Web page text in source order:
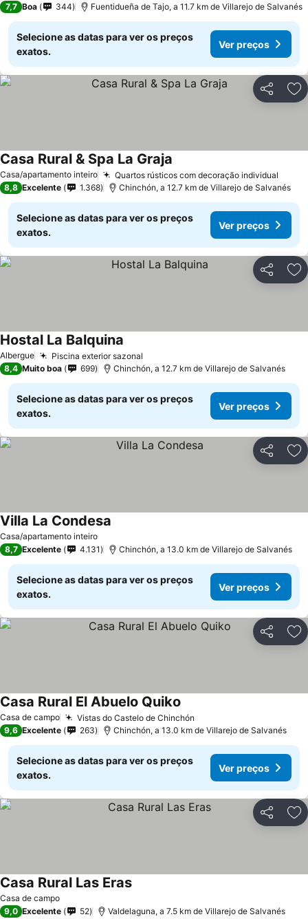
7,7 Boa 344 Fuentidueña de Tajo, a 11.7 km de Villarejo de Salvanés
Selecione as datas para ver os preços
exatos.
Ver preços
Partilhar
Casa/apartamento inteiro Quartos rústicos com decoração individual
Casa Rural & Spa La Graja
8,8 Excelente 1.368 Chinchón, a 12.7 km de Villarejo de Salvanés
Selecione as datas para ver os preços
exatos.
Ver preços
Partilhar
Albergue Piscina exterior sazonal
Hostal La Balquina
8,4 Muito boa 699 Chinchón, a 12.7 km de Villarejo de Salvanés
Selecione as datas para ver os preços
exatos.
Ver preços
Partilhar
Casa/apartamento inteiro
Villa La Condesa
8,7 Excelente 4.131 Chinchón, a 13.0 km de Villarejo de Salvanés
Selecione as datas para ver os preços
exatos.
Ver preços
Partilhar
Casa de campo Vistas do Castelo de Chinchón
Casa Rural El Abuelo Quiko
9,6 Excelente 263 Chinchón, a 13.0 km de Villarejo de Salvanés
Selecione as datas para ver os preços
exatos.
Ver preços
Partilhar
Casa de campo
Casa Rural Las Eras
9,0 Excelente 52 Valdelaguna, a 7.5 km de Villarejo de Salvanés